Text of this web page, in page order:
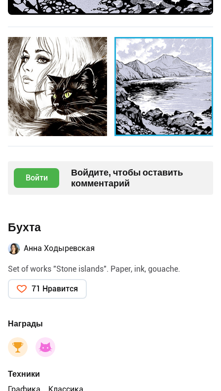
Войти
Войдите, чтобы оставить
комментарий
Бухта
Анна Ходыревская
Set of works "Stone islands". Paper, ink, gouache.
71 Нравится
Награды
Техники